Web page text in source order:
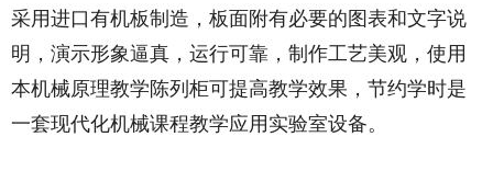
采用进口有机板制造，板面附有必要的图表和文字说
明，演示形象逼真，运行可靠，制作工艺美观，使用
本机械原理教学陈列柜可提高教学效果，节约学时是
一套现代化机械课程教学应用实验室设备。